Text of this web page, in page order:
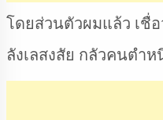
โดยส่วนตัวผมแล้ว เชื่
ลังเลสงสัย กลัวคนตำ